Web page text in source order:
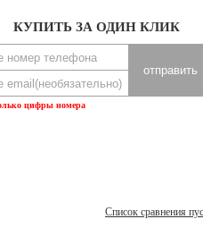
КУПИТЬ ЗА ОДИН КЛИК
цифры номера
Список сравнения